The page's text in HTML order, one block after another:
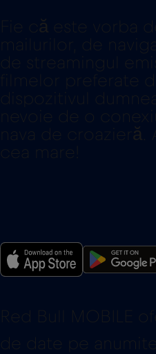
Fie că este vorba
mailurilor, de
de streamingul
filmelor preferate
dispozitivul
nevoie de o
nava de
cea mare!
Red Bull MOBILE
de date pe